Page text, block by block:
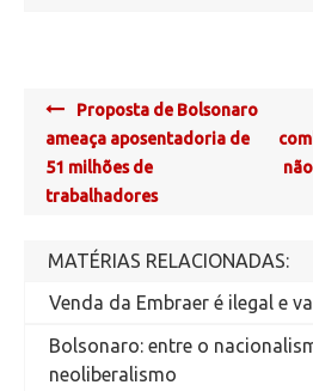
Post
navigation
Proposta de Bolsonaro
ameaça aposentadoria de
51 milhões de
trabalhadores
MATÉRIAS RELACIONADAS:
Venda da Embraer é ilegal e
Bolsonaro: entre o
neoliberalismo